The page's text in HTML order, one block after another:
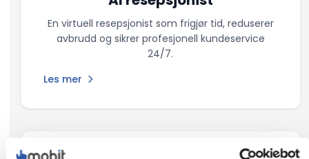
En virtuell resepsjonist som frigjør tid, reduserer
avbrudd og sikrer profesjonell kundeservice
24/7.
Les mer